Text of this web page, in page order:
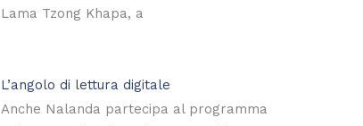
Lama Tzong Khapa, a
L’angolo di lettura digitale
Anche Nalanda partecipa al programma